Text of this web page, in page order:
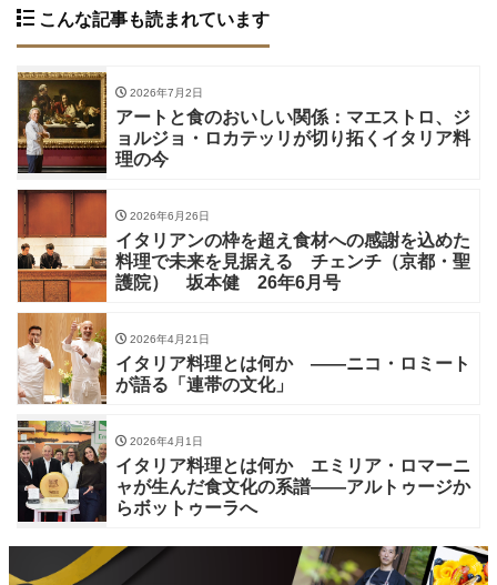
こんな記事も読まれています
2026年7月2日
アートと食のおいしい関係：マエストロ、ジ
ョルジョ・ロカテッリが切り拓くイタリア料
理の今
2026年6月26日
イタリアンの枠を超え食材への感謝を込めた
料理で未来を見据える チェンチ（京都・聖
護院） 坂本健 26年6月号
2026年4月21日
イタリア料理とは何か ——ニコ・ロミート
が語る「連帯の文化」
2026年4月1日
イタリア料理とは何か エミリア・ロマーニ
ャが生んだ食文化の系譜——アルトゥージか
らボットゥーラへ